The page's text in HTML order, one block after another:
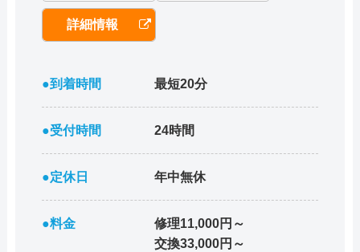
詳細情報
●到着時間 最短20分
●受付時間 24時間
●定休日 年中無休
●料金
修理11,000円～
交換33,000円～